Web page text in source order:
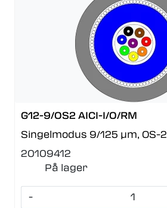
G12-9/OS2 AICI-I/O/RM
Singelmodus 9/125 µm, OS-2
20109412
På lager
-